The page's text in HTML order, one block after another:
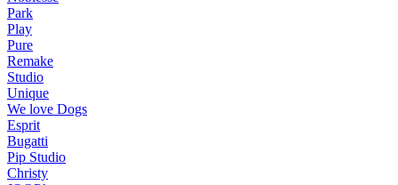
Park
Play
Pure
Remake
Studio
Unique
We love Dogs
Esprit
Bugatti
Pip Studio
Christy